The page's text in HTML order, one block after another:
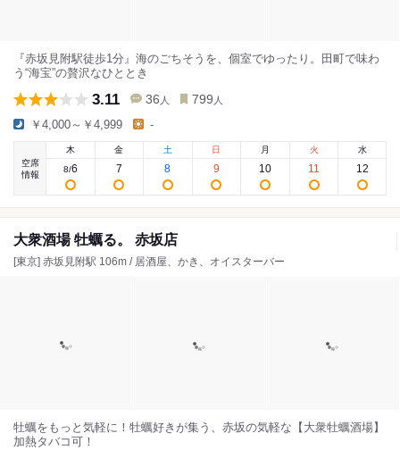
『赤坂見附駅徒歩1分』海のごちそうを、個室でゆったり。田町で味わ
う“海宝”の贅沢なひととき
3.11 36 人 799 人
￥4,000～￥4,999 -
空席
情報
木
8/6
金
7
土
8
日
9
月
10
火
11
水
12
大衆酒場 牡蠣る。 赤坂店
[東京] 赤坂見附駅 106m / 居酒屋、かき、オイスターバー
牡蠣をもっと気軽に！牡蠣好きが集う、赤坂の気軽な【大衆牡蠣酒場】
加熱タバコ可！